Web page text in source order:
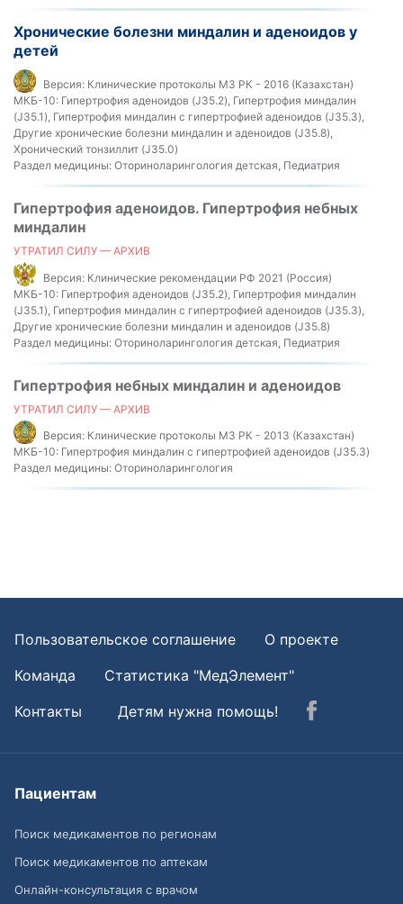
Хронические болезни миндалин и аденоидов у
детей
Версия: Клинические протоколы МЗ РК - 2016 (Казахстан)
МКБ-10: Гипертрофия аденоидов (J35.2), Гипертрофия миндалин
(J35.1), Гипертрофия миндалин с гипертрофией аденоидов (J35.3),
Другие хронические болезни миндалин и аденоидов (J35.8),
Хронический тонзиллит (J35.0)
Раздел медицины: Оториноларингология детская, Педиатрия
Гипертрофия аденоидов. Гипертрофия небных
миндалин
УТРАТИЛ СИЛУ — АРХИВ
Версия: Клинические рекомендации РФ 2021 (Россия)
МКБ-10: Гипертрофия аденоидов (J35.2), Гипертрофия миндалин
(J35.1), Гипертрофия миндалин с гипертрофией аденоидов (J35.3),
Другие хронические болезни миндалин и аденоидов (J35.8)
Раздел медицины: Оториноларингология детская, Педиатрия
Гипертрофия небных миндалин и аденоидов
УТРАТИЛ СИЛУ — АРХИВ
Версия: Клинические протоколы МЗ РК - 2013 (Казахстан)
МКБ-10: Гипертрофия миндалин с гипертрофией аденоидов (J35.3)
Раздел медицины: Оториноларингология
Пользовательское соглашение
О проекте
Команда
Статистика "МедЭлемент"
Контакты
Детям нужна помощь!
Пациентам
Поиск медикаментов по регионам
Поиск медикаментов по аптекам
Онлайн-консультация с врачом